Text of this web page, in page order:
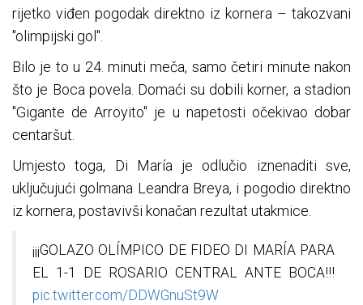
rijetko viđen pogodak direktno iz kornera – takozvani
"olimpijski gol".
Bilo je to u 24. minuti meča, samo četiri minute nakon
što je Boca povela. Domaći su dobili korner, a stadion
"Gigante de Arroyito" je u napetosti očekivao dobar
centaršut.
Umjesto toga, Di María je odlučio iznenaditi sve,
uključujući golmana Leandra Breya, i pogodio direktno
iz kornera, postavivši konačan rezultat utakmice.
¡¡¡GOLAZO OLÍMPICO DE FIDEO DI MARÍA PARA
EL 1-1 DE ROSARIO CENTRAL ANTE BOCA!!!
pic.twitter.com/DDWGnuSt9W